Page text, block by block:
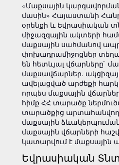
«Մաքսային
մասին» Հայաստանի
օրենքի և Եվրասիական
միջազգային ակտերի
մաքսային սահմանով
փոխադրամիջոցներ
են հետևյալ վճարները`
մաքսավճարներ.
ավելացված արժեքի
որպես մաքսային
հիմք ՀՀ տարածք
տարածքից
մաքսային
մաքսային վճարների
կատարվում է մաքսային
Եվրասիական